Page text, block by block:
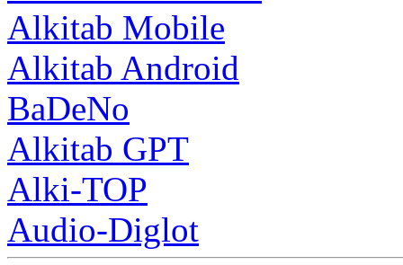
Alkitab Mobile
Alkitab Android
BaDeNo
Alkitab GPT
Alki-TOP
Audio-Diglot